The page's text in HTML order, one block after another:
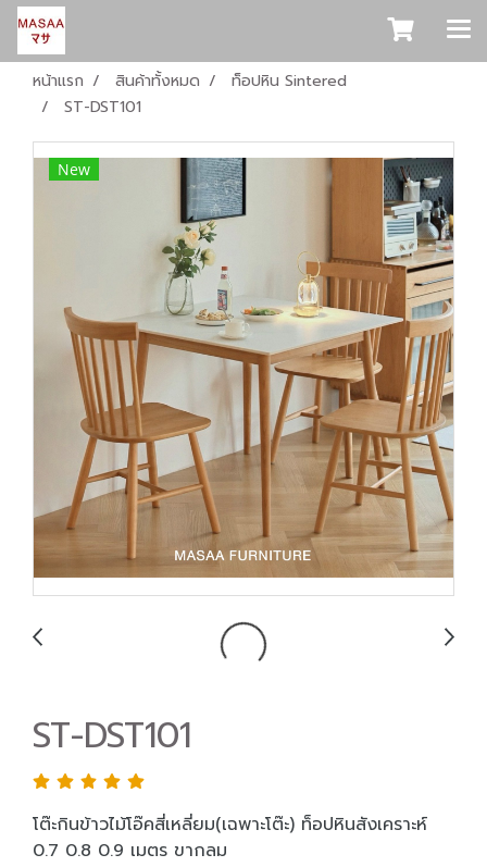
หน้าแรก สินค้าทั้งหมด
ท็อปหิน Sintered
ST-DST101
New
ST-DST101
โต๊ะกินข้าวไม้โอ๊คสี่เหลี่ยม(เฉพาะโต๊ะ) ท็อปหินสังเคราะห์
0.7 0.8 0.9 เมตร ขากลม